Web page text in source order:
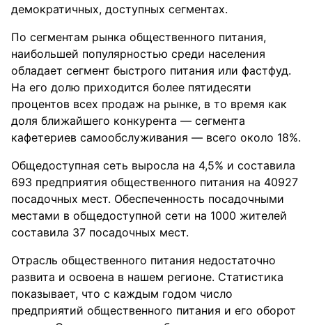
демократичных, доступных сегментах.
По сегментам рынка общественного питания,
наибольшей популярностью среди населения
обладает сегмент быстрого питания или фастфуд.
На его долю приходится более пятидесяти
процентов всех продаж на рынке, в то время как
доля ближайшего конкурента — сегмента
кафетериев самообслуживания — всего около 18%.
Общедоступная сеть выросла на 4,5% и составила
693 предприятия общественного питания на 40927
посадочных мест. Обеспеченность посадочными
местами в общедоступной сети на 1000 жителей
составила 37 посадочных мест.
Отрасль общественного питания недостаточно
развита и освоена в нашем регионе. Статистика
показывает, что с каждым годом число
предприятий общественного питания и его оборот